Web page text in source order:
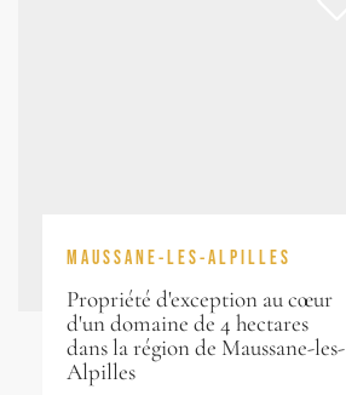
MAUSSANE-LES-ALPILLES
Propriété d'exception au cœur
d'un domaine de 4 hectares
dans la région de Maussane-les-
Alpilles